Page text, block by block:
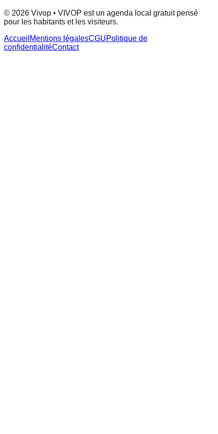
© 2026 Vivop • VIVOP est un agenda local gratuit pensé
pour les habitants et les visiteurs.
Accueil Mentions légalesCGUPolitique de
confidentialitéContact